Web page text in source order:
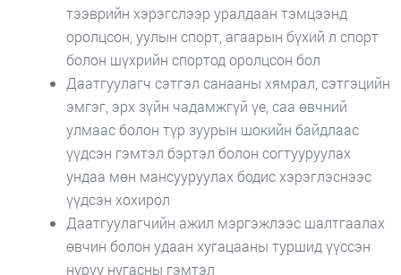
тээврийн хэрэгслээр уралдаан тэмцээнд
оролцсон, уулын спорт, агаарын бүхий л спорт
болон шүхрийн спортод оролцсон бол
Даатгуулагч сэтгэл санааны хямрал, сэтгэцийн
эмгэг, эрх зүйн чадамжгүй үе, саа өвчний
улмаас болон түр зуурын шокийн байдлаас
үүдсэн гэмтэл бэртэл болон согтууруулах
ундаа мөн мансууруулах бодис хэрэглэснээс
үүдсэн хохирол
Даатгуулагчийн ажил мэргэжлээс шалтгаалах
өвчин болон удаан хугацааны туршид үүссэн
нуруу нугасны гэмтэл